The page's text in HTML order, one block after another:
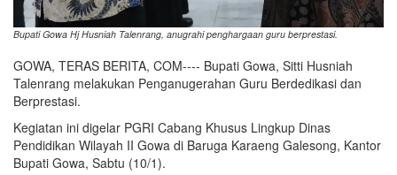
Bupati Gowa Hj Husniah Talenrang, anugrahi penghargaan guru berprestasi.
GOWA, TERAS BERITA, COM---- Bupati Gowa, Sitti Husniah
Talenrang melakukan Penganugerahan Guru Berdedikasi dan
Berprestasi.
Kegiatan ini digelar PGRI Cabang Khusus Lingkup Dinas
Pendidikan Wilayah II Gowa di Baruga Karaeng Galesong, Kantor
Bupati Gowa, Sabtu (10/1).